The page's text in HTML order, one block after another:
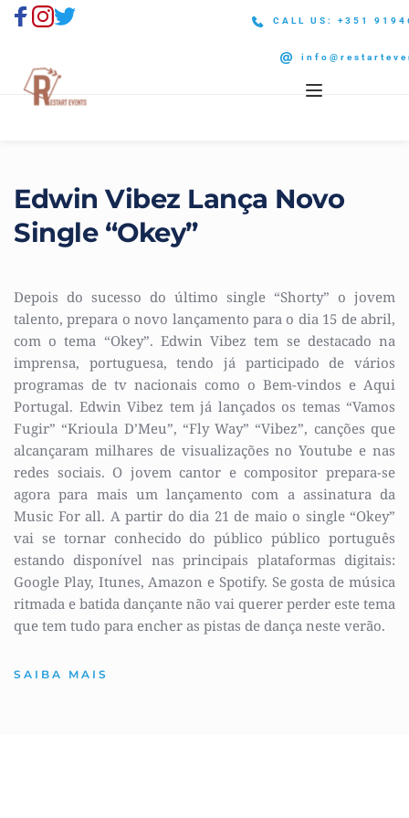
CALL US: +351
Edwin Vibez Lança Novo
Single “Okey”
Depois do sucesso do último single “Shorty” o jovem
talento, prepara o novo lançamento para o dia 15 de abril,
com o tema “Okey”. Edwin Vibez tem se destacado na
imprensa, portuguesa, tendo já participado de vários
programas de tv nacionais como o Bem-vindos e Aqui
Portugal. Edwin Vibez tem já lançados os temas “Vamos
Fugir” “Krioula D’Meu”, “Fly Way” “Vibez”, canções que
alcançaram milhares de visualizações no Youtube e nas
redes sociais. O jovem cantor e compositor prepara-se
agora para mais um lançamento com a assinatura da
Music For all. A partir do dia 21 de maio o single “Okey”
vai se tornar conhecido do público público português
estando disponível nas principais plataformas digitais:
Google Play, Itunes, Amazon e Spotify. Se gosta de música
ritmada e batida dançante não vai querer perder este tema
que tem tudo para encher as pistas de dança neste verão.
SAIBA MAIS